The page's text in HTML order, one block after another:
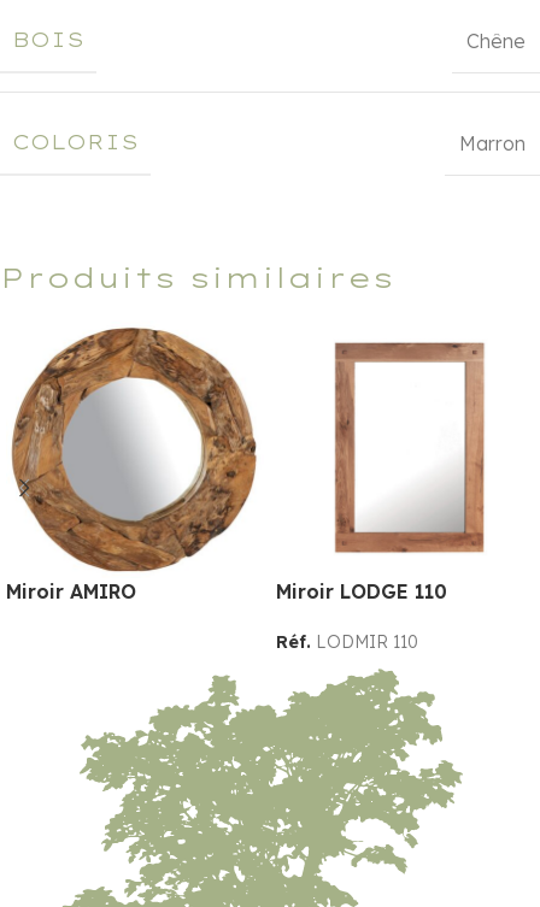
BOIS Chêne
COLORIS Marron
Produits similaires
Miroir AMIRO Miroir LODGE 110
Réf. LODMIR 110